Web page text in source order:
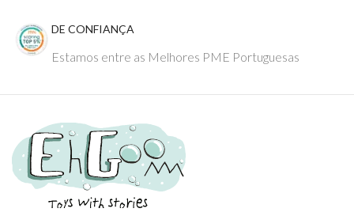
DE CONFIANÇA
Estamos entre as Melhores PME Portuguesas